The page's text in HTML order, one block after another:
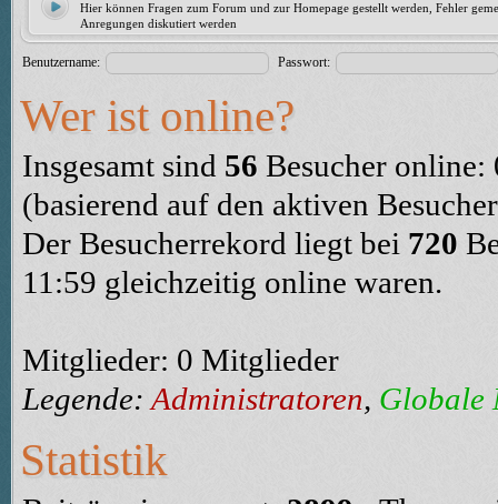
Hier können Fragen zum Forum und zur Homepage gestellt werden, Fehler
Anregungen diskutiert werden
Benutzername: Passwort:
Wer ist online?
Insgesamt sind 56 Besucher online:
(basierend auf den aktiven
Der Besucherrekord liegt bei 720
11:59 gleichzeitig online waren.
Mitglieder: 0 Mitglieder
Legende: Administratoren, Globale
Statistik